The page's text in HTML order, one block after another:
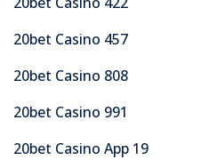
20bet Casino 457
20bet Casino 808
20bet Casino 991
20bet Casino App 19